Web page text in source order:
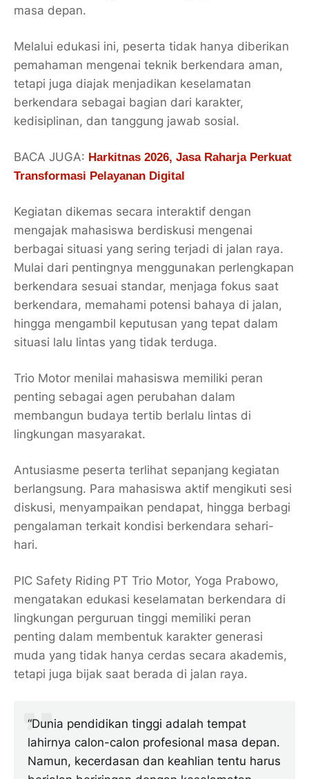
masa depan.
Melalui edukasi ini, peserta tidak hanya diberikan
pemahaman mengenai teknik berkendara aman,
tetapi juga diajak menjadikan keselamatan
berkendara sebagai bagian dari karakter,
kedisiplinan, dan tanggung jawab sosial.
BACA JUGA: Harkitnas 2026, Jasa Raharja Perkuat
Transformasi Pelayanan Digital
Kegiatan dikemas secara interaktif dengan
mengajak mahasiswa berdiskusi mengenai
berbagai situasi yang sering terjadi di jalan raya.
Mulai dari pentingnya menggunakan perlengkapan
berkendara sesuai standar, menjaga fokus saat
berkendara, memahami potensi bahaya di jalan,
hingga mengambil keputusan yang tepat dalam
situasi lalu lintas yang tidak terduga.
Trio Motor menilai mahasiswa memiliki peran
penting sebagai agen perubahan dalam
membangun budaya tertib berlalu lintas di
lingkungan masyarakat.
Antusiasme peserta terlihat sepanjang kegiatan
berlangsung. Para mahasiswa aktif mengikuti sesi
diskusi, menyampaikan pendapat, hingga berbagi
pengalaman terkait kondisi berkendara sehari-
hari.
PIC Safety Riding PT Trio Motor, Yoga Prabowo,
mengatakan edukasi keselamatan berkendara di
lingkungan perguruan tinggi memiliki peran
penting dalam membentuk karakter generasi
muda yang tidak hanya cerdas secara akademis,
tetapi juga bijak saat berada di jalan raya.
“Dunia pendidikan tinggi adalah tempat
lahirnya calon-calon profesional masa depan.
Namun, kecerdasan dan keahlian tentu harus